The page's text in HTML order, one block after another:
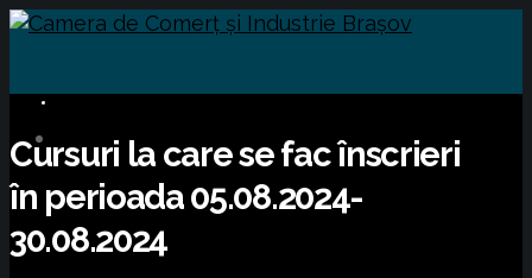
Cursuri la care se fac înscrieri
în perioada 05.08.2024-
30.08.2024